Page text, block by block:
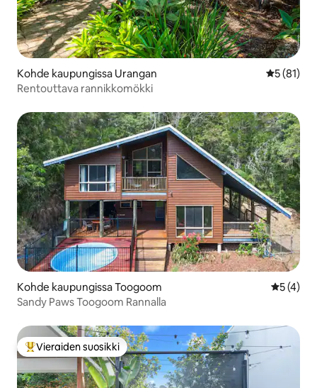
Kohde kaupungissa Urangan
5 (81)
Rentouttava rannikkomökki
Kohde kaupungissa Toogoom
5 (4)
Sandy Paws Toogoom Rannalla
Vieraiden suosikkien parhaimmistoa
Vieraiden suosikki